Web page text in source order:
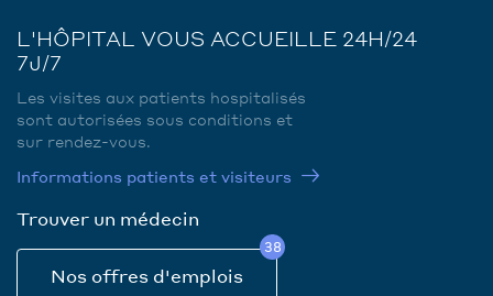
L'HÔPITAL VOUS ACCUEILLE 24H/24
7J/7
Les visites aux patients hospitalisés
sont autorisées sous conditions et
sur rendez-vous.
Informations patients et visiteurs
Trouver un médecin
Nos offres d'emplois
38